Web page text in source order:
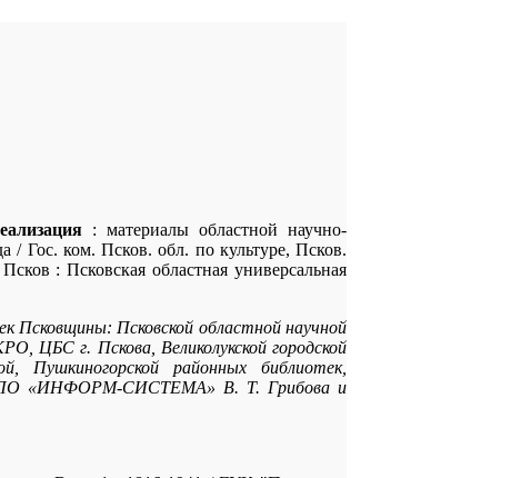
: материалы областной научно-
/ Гос. ком. Псков. обл. по культуре, Псков.
: Псковская областная универсальная
Псковщины: Псковской областной научной
ЦБС г. Пскова, Великолукской городской
Пушкиногорской районных библиотек,
НПО «ИНФОРМ-СИСТЕМА» В. Т. Грибова и